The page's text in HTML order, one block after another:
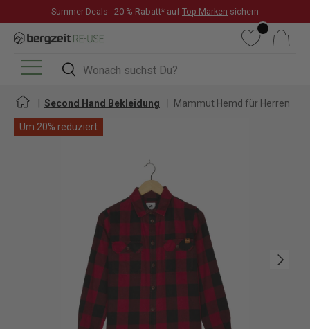
DIREKT ZUM INHALT
Summer Deals - 20 % Rabatt* auf Top-Marken sichern
Suchen
Suchen
WunschlisteWarenkorb
Menü
Second Hand Bekleidung Mammut Hemd für Herren
Um 20% reduziert
Nächste